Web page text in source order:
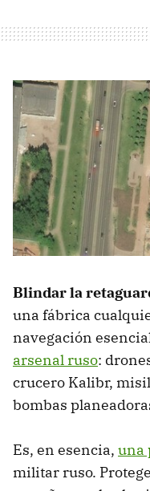
Blindar la
una fábrica
navegación
arsenal ruso:
crucero Kalibr,
bombas
Es, en esencia, una
militar ruso.